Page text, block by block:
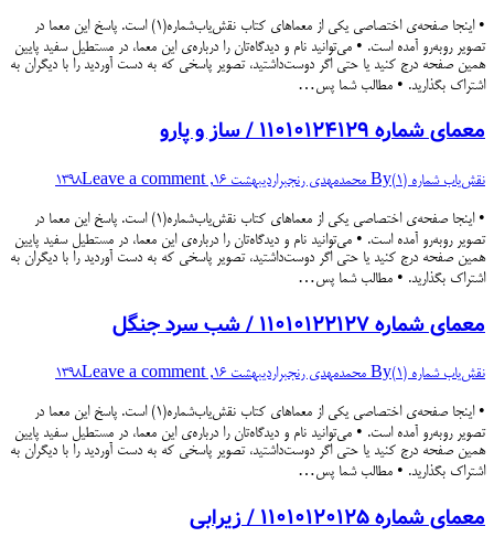
• اینجا صفحه‌ی اختصاصی یکی از معماهای کتاب نقش‌یاب‌شماره(۱) است. پاسخ این معما در
تصویر روبه‌رو آمده است. • می‌توانید نام و دیدگاه‌تان را درباره‌ی این معما، در مستطیل سفید پایین
همین صفحه درج کنید یا حتی اگر دوست‌داشتید، تصویر پاسخی که به دست آوردید را با دیگران به
اشتراک بگذارید. • مطالب شما پس…
معمای شماره ۱۱۰۱۰۱۲۴۱۲۹ / ساز و پارو
نقش‌یاب شماره (۱) By محمدمهدی رنجبراردیبهشت 16, 1398 Leave a comment
• اینجا صفحه‌ی اختصاصی یکی از معماهای کتاب نقش‌یاب‌شماره(۱) است. پاسخ این معما در
تصویر روبه‌رو آمده است. • می‌توانید نام و دیدگاه‌تان را درباره‌ی این معما، در مستطیل سفید پایین
همین صفحه درج کنید یا حتی اگر دوست‌داشتید، تصویر پاسخی که به دست آوردید را با دیگران به
اشتراک بگذارید. • مطالب شما پس…
معمای شماره ۱۱۰۱۰۱۲۲۱۲۷ / شب سرد جنگل
نقش‌یاب شماره (۱) By محمدمهدی رنجبراردیبهشت 16, 1398 Leave a comment
• اینجا صفحه‌ی اختصاصی یکی از معماهای کتاب نقش‌یاب‌شماره(۱) است. پاسخ این معما در
تصویر روبه‌رو آمده است. • می‌توانید نام و دیدگاه‌تان را درباره‌ی این معما، در مستطیل سفید پایین
همین صفحه درج کنید یا حتی اگر دوست‌داشتید، تصویر پاسخی که به دست آوردید را با دیگران به
اشتراک بگذارید. • مطالب شما پس…
معمای شماره ۱۱۰۱۰۱۲۰۱۲۵ / زیرابی